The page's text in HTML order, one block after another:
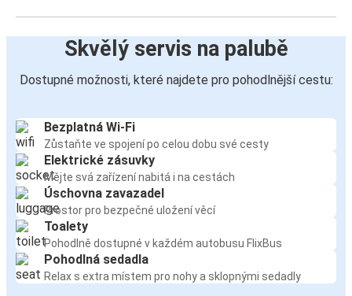
Skvělý servis na palubě
Dostupné možnosti, které najdete pro pohodlnější cestu:
Bezplatná Wi-Fi
Zůstaňte ve spojení po celou dobu své cesty
Elektrické zásuvky
Mějte svá zařízení nabitá i na cestách
Úschovna zavazadel
Prostor pro bezpečné uložení věcí
Toalety
Pohodlně dostupné v každém autobusu FlixBus
Pohodlná sedadla
Relax s extra místem pro nohy a sklopnými sedadly